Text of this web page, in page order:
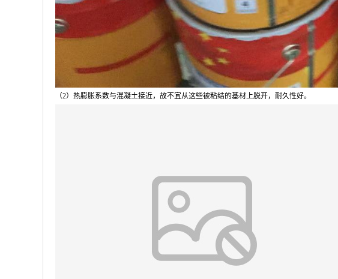
（2）热膨胀系数与混凝土接近，故不宜从这些被粘结的基材上脱开，耐久性好。